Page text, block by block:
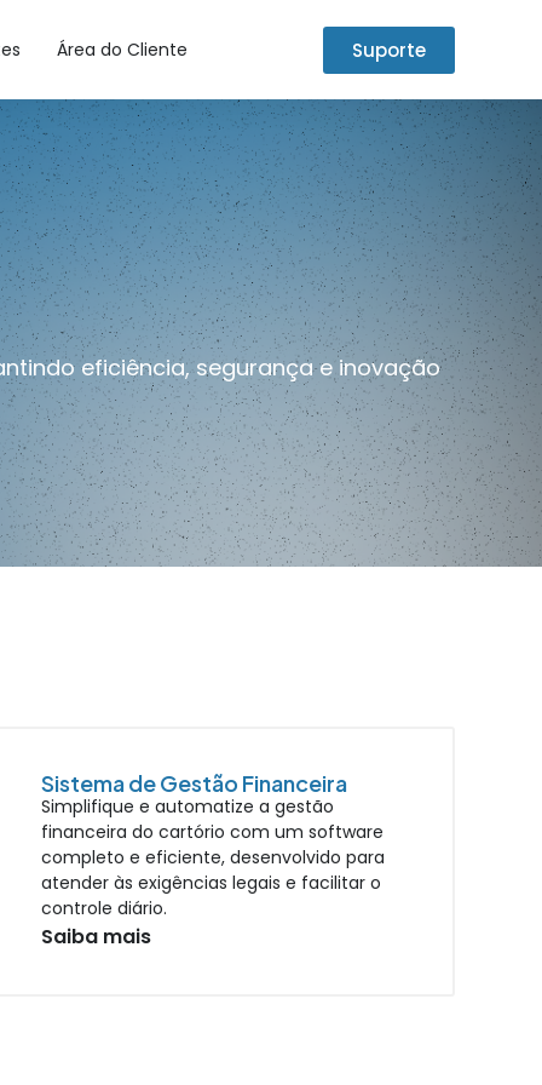
Área do Cliente Suporte
eficiência, segurança e inovação
Sistema de Gestão Financeira
Simplifique e automatize a gestão
financeira do cartório com um software
completo e eficiente, desenvolvido para
atender às exigências legais e facilitar o
controle diário.
Saiba mais